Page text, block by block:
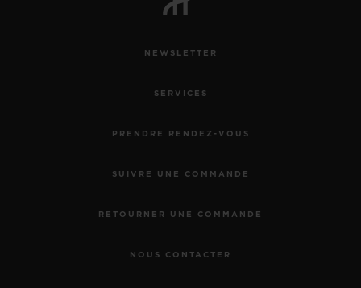
NEWSLETTER
SERVICES
PRENDRE RENDEZ-VOUS
SUIVRE UNE COMMANDE
RETOURNER UNE COMMANDE
NOUS CONTACTER